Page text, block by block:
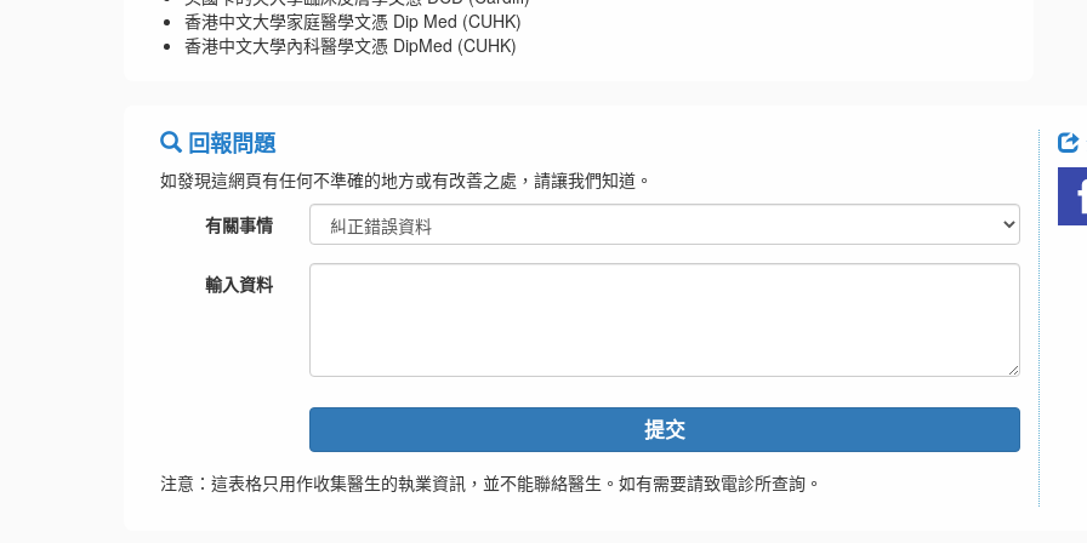
香港中文大學家庭醫學文憑 Dip Med (CUHK)
香港中文大學內科醫學文憑 DipMed (CUHK)
回報問題
如發現這網頁有任何不準確的地方或有改善之處，請讓我們知道。
有關事情
輸入資料
提交
注意：這表格只用作收集醫生的執業資訊，並不能聯絡醫生。如有需要請致電診所查詢。